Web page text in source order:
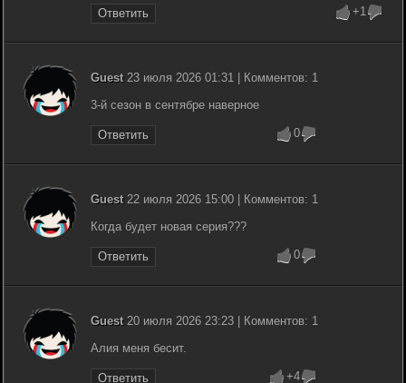
Ответить +1
Guest23 июля 2026 01:31 | Комментов: 1
3-й сезон в сентябре наверное
Ответить 0
Guest22 июля 2026 15:00 | Комментов: 1
Когда будет новая серия???
Ответить 0
Guest20 июля 2026 23:23 | Комментов: 1
Алия меня бесит.
Ответить +4